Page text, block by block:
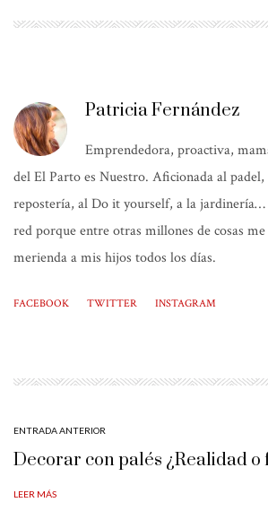
Patricia Fernández
Emprendedora, proactiva,
del El Parto es Nuestro. Aficionada al
repostería, al Do it yourself, a la jardinería…
red porque entre otras millones de cosas
merienda a mis hijos todos los días.
FACEBOOK TWITTER INSTAGRAM
ENTRADA ANTERIOR
Decorar con palés ¿Realidad o
LEER MÁS